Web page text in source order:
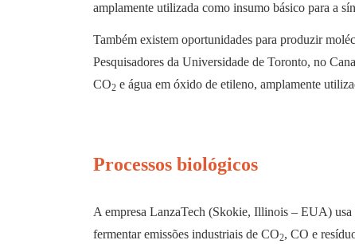
amplamente utilizada como insumo básico para a
Também existem oportunidades para produzir
Pesquisadores da Universidade de Toronto, no
CO2 e água em óxido de etileno, amplamente
Processos biológicos
A empresa LanzaTech (Skokie, Illinois – EUA) usa
fermentar emissões industriais de CO2, CO e